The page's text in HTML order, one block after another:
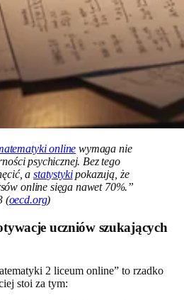
online wymaga nie
psychicznej. Bez tego
astatystykipokazują, że
online sięga nawet 70%.”
(oecd.org)
uczniów szukających
2 liceum online” to rzadko
stoi za tym: